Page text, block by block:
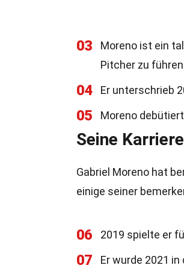
03
Moreno ist ein
Pitcher zu
04 Er unterschrieb
05 Moreno
Seine
Gabriel Moreno hat
einige seiner
06 2019 spielte er
07 Er wurde 2021